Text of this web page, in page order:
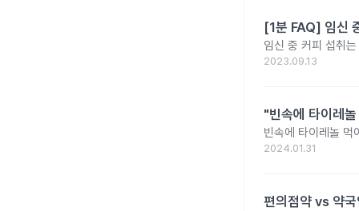
[1분 FAQ] 임신
임신 중 커피 섭취
2023.09.13
"빈속에 타이레
빈속에 타이레놀 먹
2024.01.31
편의점약 vs 약